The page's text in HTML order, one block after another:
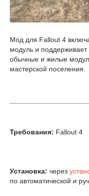
Мод для Fallout 4
модуль и поддерживает
обычные и жилые
мастерской поселения.
Требования: Fallout 4
Установка: через
по автоматической и